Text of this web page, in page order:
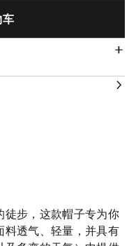
步，这款帽子专为你
料透气、轻量，并具有